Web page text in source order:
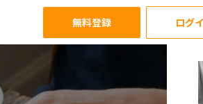
無料登録 ログ